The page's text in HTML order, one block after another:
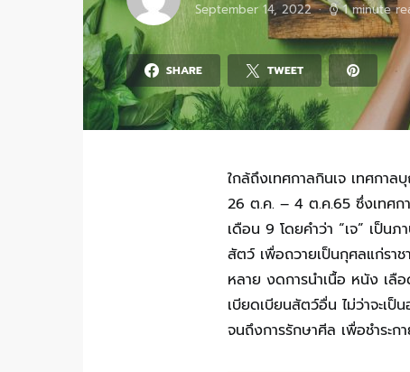
September 14, 2022 1 minute
SHARE TWEET
ใกล้ถึงเทศกาลกินเจ เทศกา
26 ต.ค. – 4 ต.ค.65 ซึ่งเทศก
เดือน 9 โดยคำว่า “เจ” เป็น
สัตว์ เพื่อถวายเป็นกุศลแก่รา
หลาย งดการนำเนื้อ หนัง เลื
เบียดเบียนสัตว์อื่น ไม่ว่าจะเ
จนถึงการรักษาศีล เพื่อชำระก